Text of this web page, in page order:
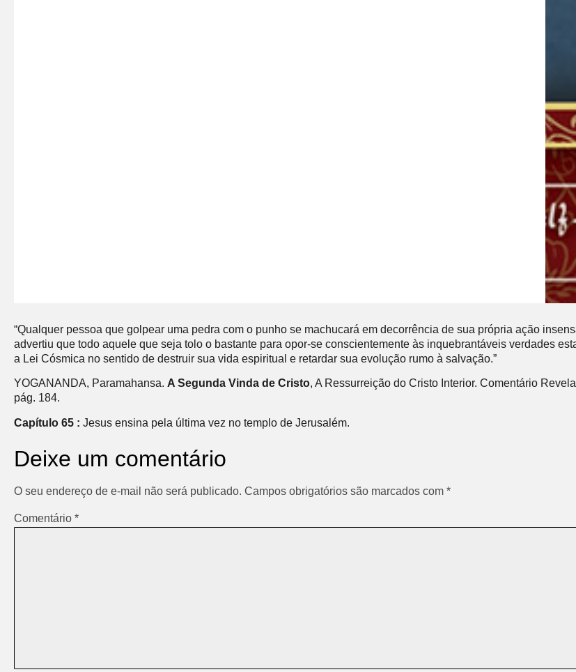
“Qualquer pessoa que golpear uma pedra com o punho se machucará em decorrência de sua própria ação
advertiu que todo aquele que seja tolo o bastante para opor-se conscientemente às inquebrantáveis verdades
a Lei Cósmica no sentido de destruir sua vida espiritual e retardar sua evolução rumo à salvação.”
YOGANANDA, Paramahansa. A Segunda Vinda de Cristo, A Ressurreição do Cristo Interior. Comentário
pág. 184.
Capítulo 65 : Jesus ensina pela última vez no templo de Jerusalém.
Deixe um comentário
O seu endereço de e-mail não será publicado. Campos obrigatórios são marcados com *
Comentário *